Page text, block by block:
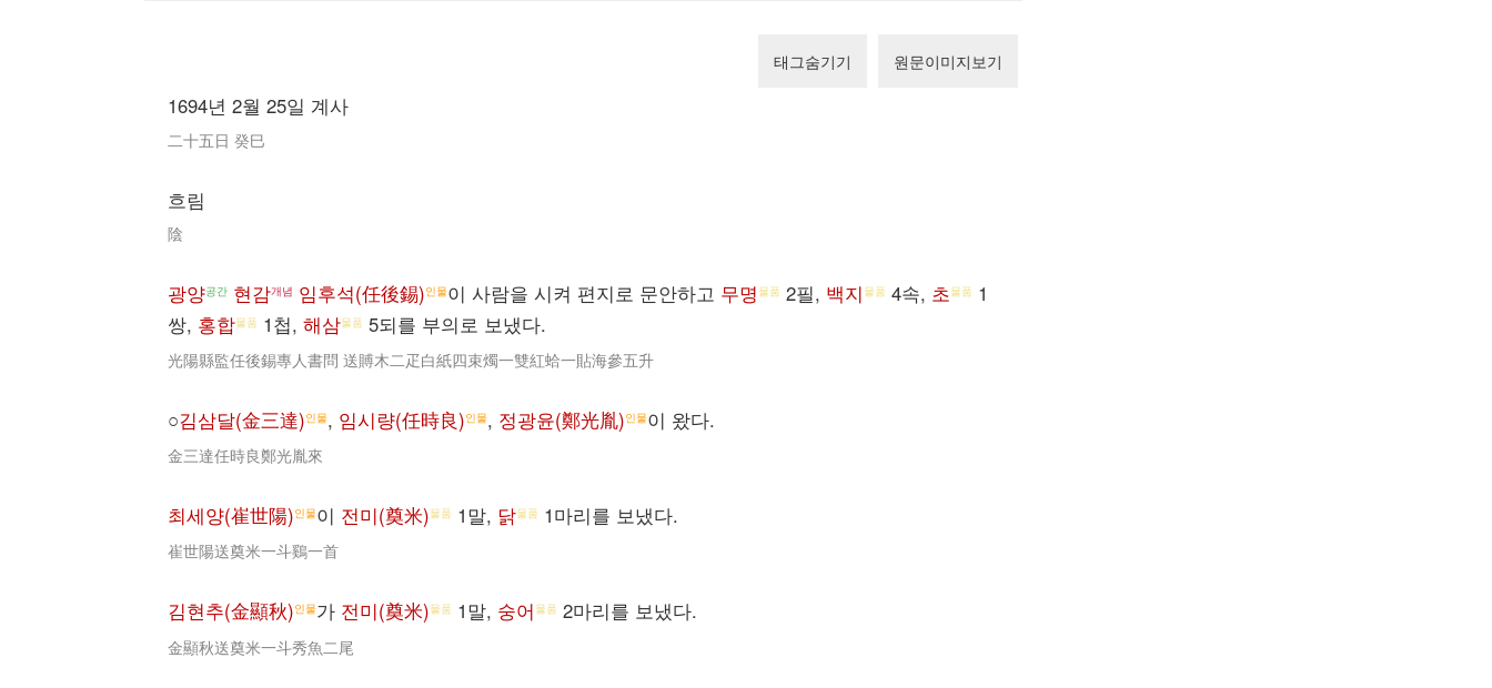
태그숨기기 원문이미지보기
1694년 2월 25일 계사
二十五日 癸巳
흐림
陰
광양공간 현감개념 임후석(任後錫)인물이 사람을 시켜 편지로 문안하고 무명 물품 2필, 백지 물품 4속, 초물품 1
쌍, 홍합물품 1첩, 해삼물품 5되를 부의로 보냈다.
光陽縣監任後錫專人書問 送賻木二疋白紙四束燭一雙紅蛤一貼海參五升
○김삼달(金三達)인물, 임시량(任時良)인물, 정광윤(鄭光胤)인물이 왔다.
金三達任時良鄭光胤來
최세양(崔世陽)인물이 전미(奠米)물품 1말, 닭물품 1마리를 보냈다.
崔世陽送奠米一斗鷄一首
김현추(金顯秋)인물가 전미(奠米)물품 1말, 숭어 물품 2마리를 보냈다.
金顯秋送奠米一斗秀魚二尾